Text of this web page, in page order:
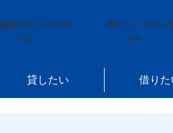
総合受付 0120-297-
011
売りたい 0120-
664
貸したい 借りた